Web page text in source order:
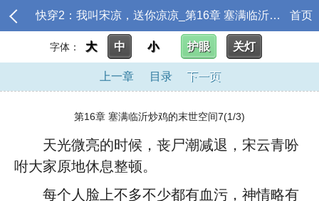
快穿2：我叫宋凉，送你凉凉_第16章 塞满临沂炒鸡的末世空间7 首页
字体： 大 中 小 护眼 关灯
上一章 目录 下一页
第16章 塞满临沂炒鸡的末世空间7(1/3)
天光微亮的时候，丧尸潮减退，宋云青吩
咐大家原地休息整顿。
每个人脸上不多不少都有血污，神情略有